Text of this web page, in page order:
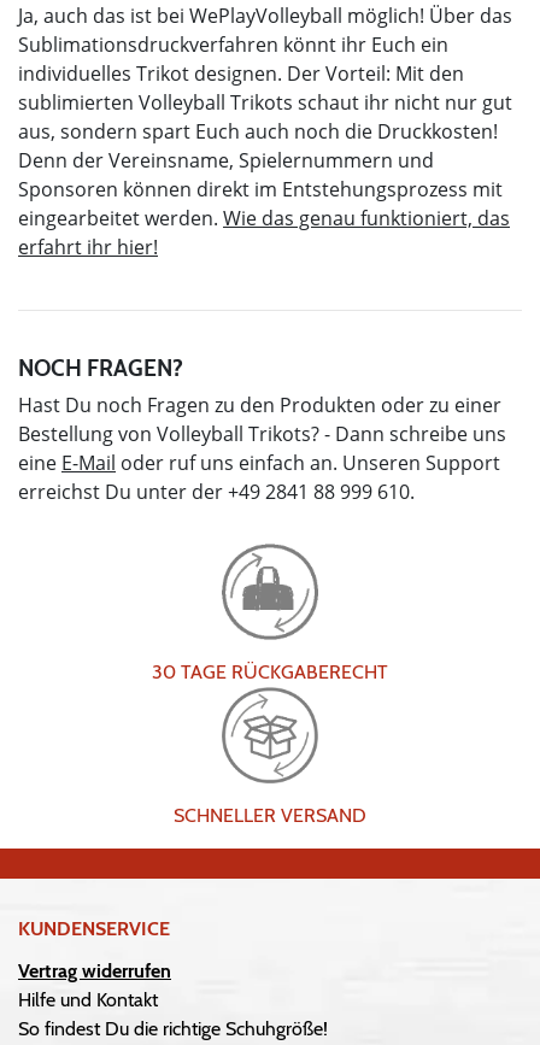
Ja, auch das ist bei WePlayVolleyball möglich! Über das
Sublimationsdruckverfahren könnt ihr Euch ein
individuelles Trikot designen. Der Vorteil: Mit den
sublimierten Volleyball Trikots schaut ihr nicht nur gut
aus, sondern spart Euch auch noch die Druckkosten!
Denn der Vereinsname, Spielernummern und
Sponsoren können direkt im Entstehungsprozess mit
eingearbeitet werden. Wie das genau funktioniert, das
erfahrt ihr hier!
NOCH FRAGEN?
Hast Du noch Fragen zu den Produkten oder zu einer
Bestellung von Volleyball Trikots? - Dann schreibe uns
eine E-Mail oder ruf uns einfach an. Unseren Support
erreichst Du unter der +49 2841 88 999 610.
30 TAGE RÜCKGABERECHT
SCHNELLER VERSAND
KUNDENSERVICE
Vertrag widerrufen
Hilfe und Kontakt
So findest Du die richtige Schuhgröße!